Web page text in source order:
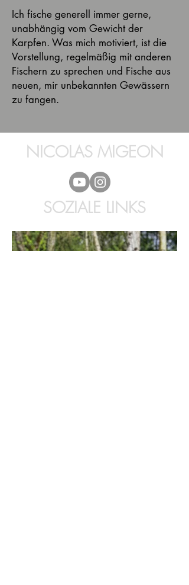
Ich fische generell immer gerne,
unabhängig vom Gewicht der
Karpfen. Was mich motiviert, ist die
Vorstellung, regelmäßig mit anderen
Fischern zu sprechen und Fische aus
neuen, mir unbekannten Gewässern
zu fangen.
NICOLAS MIGEON
SOZIALE LINKS